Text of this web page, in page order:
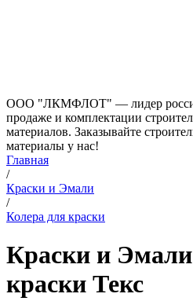
ООО "ЛКМФЛОТ" — лидер
продаже и комплектации
материалов. Заказывайте
материалы у нас!
Главная
/
Краски и Эмали
/
Колера для краски
Краски и
краски Текс